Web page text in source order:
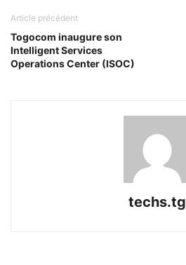
Article précédent
Togocom inaugure son
Intelligent Services
Operations Center (ISOC)
techs.tg